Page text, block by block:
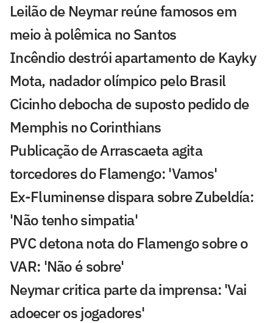
Leilão de Neymar reúne famosos em
meio à polêmica no Santos
Incêndio destrói apartamento de Kayky
Mota, nadador olímpico pelo Brasil
Cicinho debocha de suposto pedido de
Memphis no Corinthians
Publicação de Arrascaeta agita
torcedores do Flamengo: 'Vamos'
Ex-Fluminense dispara sobre Zubeldía:
'Não tenho simpatia'
PVC detona nota do Flamengo sobre o
VAR: 'Não é sobre'
Neymar critica parte da imprensa: 'Vai
adoecer os jogadores'